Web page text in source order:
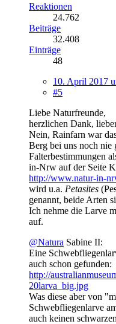
Reaktionen
24.762
Beiträge
32.408
Einträge
48
10. April 2017
#5
Liebe Naturfreunde,
herzlichen Dank,
Nein, Rainfarn war
Berg bei uns noch nie
Falterbestimmungen
in-Nrw auf der Seite
http://www.natur-in-
wird u.a. Petasites
genannt, beide Arten
Ich nehme die Larve
auf.
@Natura Sabine II:
Eine
auch schon gefunden:
http://
20larva_big.jpg
Was diese aber von
Schwebfliegenlarve
auch keinen